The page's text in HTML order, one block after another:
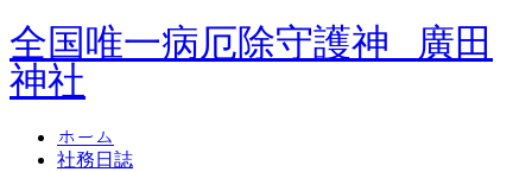
全国唯一病厄除守護神 廣田
神社
ホーム
社務日誌